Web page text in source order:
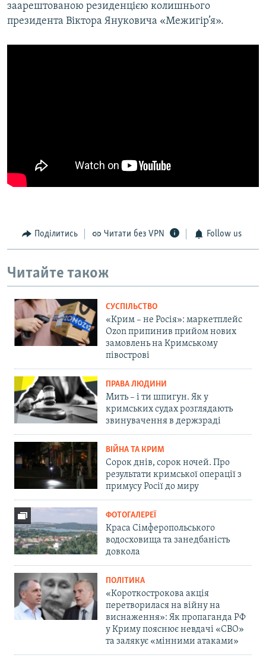
заарештованою резиденцією колишнього
президента Віктора Януковича «Межигір’я».
Поділитись Читати без VPN Follow us
Читайте також
СУСПІЛЬСТВО
«Крим – не Росія»: маркетплейс
Ozon припинив прийом нових
замовлень на Кримському
півострові
ПРАВА ЛЮДИНИ
Мить – і ти шпигун. Як у
кримських судах розглядають
звинувачення в держзраді
ВІЙНА ТА КРИМ
Сорок днів, сорок ночей. Про
результати кримської операції з
примусу Росії до миру
ФОТОГАЛЕРЕЇ
Краса Сімферопольського
водосховища та занедбаність
довкола
ПОЛІТИКА
«Короткострокова акція
перетворилася на війну на
виснаження»: Як пропаганда РФ
у Криму пояснює невдачі «СВО»
та залякує «мінними атаками»